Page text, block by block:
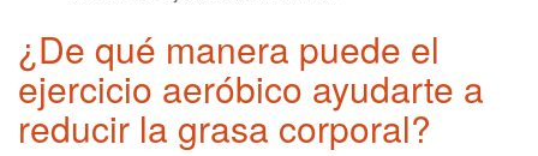
¿De qué manera puede el
ejercicio aeróbico ayudarte a
reducir la grasa corporal?